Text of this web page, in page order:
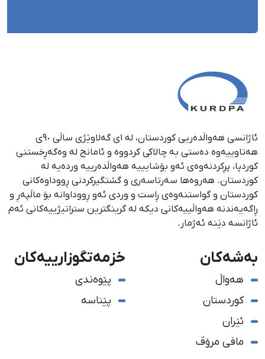
ئاژانسی هەواڵدەریی کوردستان، لە ١ی گەلاوێژی ساڵی ٩٠ی
هەتاوییەوە دەستی بە چالاکی کردووە و ئامانج لە وەگەڕخستنی
كوردپا، پڕكردنەوەی ئەو بۆشایییە هەواڵدەرییە وردەیە لە
كوردستان. هەروەها سەرتاسەری و گشتگیركردنی ڕووداوەكانی
كوردستان و گواستنەوەی ڕاست و وردی ئەو ڕووداوانە بۆ ماڵپەڕ و
ڕاگەیەندنە هەواڵییەكانی دیكە لە گرینگترین ستراتیژییەكانی ئەم
ئاژانسە دێنە ئەژمار.
بەشەکان
هەواڵ
کوردستان
ئێران
مافی مرۆڤ
خزمەتگوزارییەکان
پێوەندی
پێناسە